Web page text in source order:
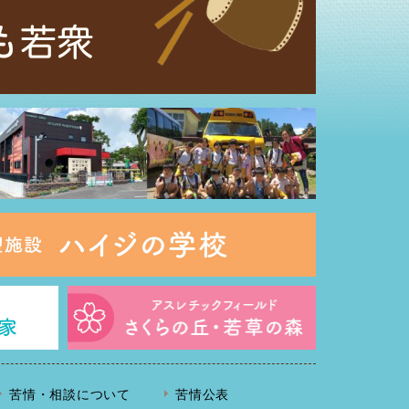
苦情・相談について 苦情公表